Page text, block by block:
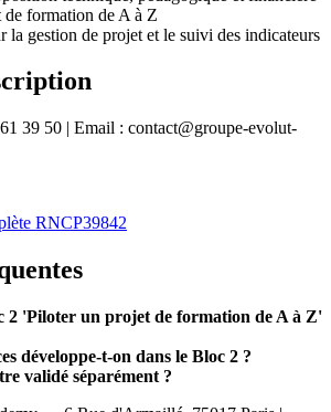
formation de A à Z
gestion de projet et le suivi des indicateurs
39 50 | Email : contact@groupe-evolut-
RNCP39842
2 'Piloter un projet de formation de A à Z'
développe-t-on dans le Bloc 2 ?
validé séparément ?